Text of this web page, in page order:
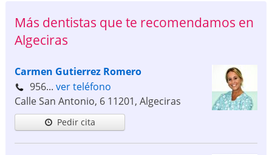
Más dentistas que te recomendamos en
Algeciras
Carmen Gutierrez Romero
956... ver teléfono
Calle San Antonio, 6 11201, Algeciras
Pedir cita